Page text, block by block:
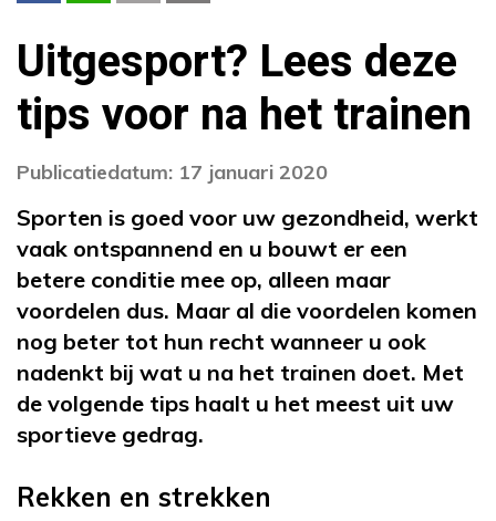
Uitgesport? Lees deze
tips voor na het trainen
Publicatiedatum: 17 januari 2020
Sporten is goed voor uw gezondheid, werkt
vaak ontspannend en u bouwt er een
betere conditie mee op, alleen maar
voordelen dus. Maar al die voordelen komen
nog beter tot hun recht wanneer u ook
nadenkt bij wat u na het trainen doet. Met
de volgende tips haalt u het meest uit uw
sportieve gedrag.
Rekken en strekken